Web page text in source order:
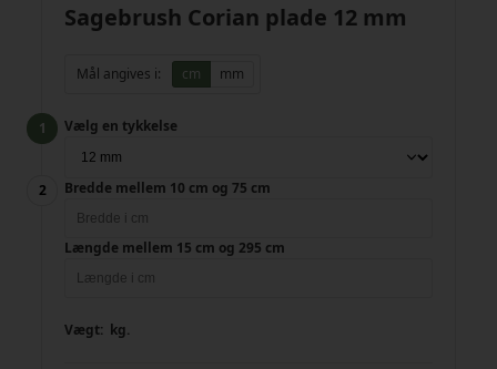
Sagebrush Corian plade 12 mm
Mål angives i: cm mm
Vælg en tykkelse
Bredde mellem 10 cm og 75 cm
Længde mellem 15 cm og 295 cm
Vægt: kg.